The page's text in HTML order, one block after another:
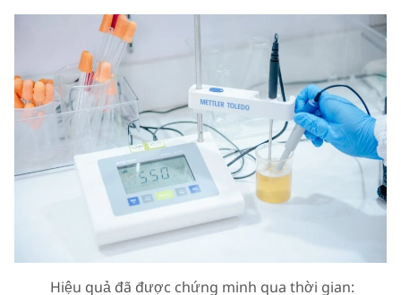
Hiệu quả đã được chứng minh qua thời gian: